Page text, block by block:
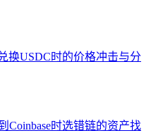
换USDC时的价格冲击与分
Coinbase时选错链的资产找